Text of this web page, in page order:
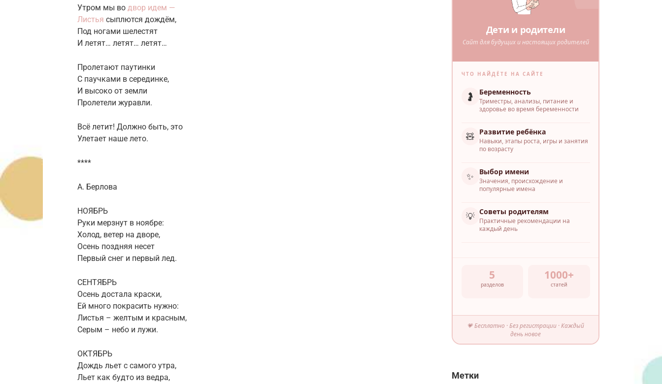
Утром мы во двор идем —
Листья сыплются дождём,
Под ногами шелестят
И летят… летят… летят…
Пролетают паутинки
С паучками в серединке,
И высоко от земли
Пролетели журавли.
Всё летит! Должно быть, это
Улетает наше лето.
****
А. Берлова
НОЯБРЬ
Руки мерзнут в ноябре:
Холод, ветер на дворе,
Осень поздняя несет
Первый снег и первый лед.
СЕНТЯБРЬ
Осень достала краски,
Ей много покрасить нужно:
Листья – желтым и красным,
Серым – небо и лужи.
ОКТЯБРЬ
Дождь льет с самого утра,
Льет как будто из ведра,
Дети и родители
Сайт для будущих и настоящих родителей
ЧТО НАЙДЁТЕ НА САЙТЕ
🤰 Беременность
Триместры, анализы, питание и
здоровье во время беременности
🧸 Развитие ребёнка
Навыки, этапы роста, игры и занятия
по возрасту
✨ Выбор имени
Значения, происхождение и
популярные имена
💡 Советы родителям
Практичные рекомендации на
каждый день
5
разделов
1000+
статей
💗 Бесплатно · Без регистрации · Каждый
день новое
Метки